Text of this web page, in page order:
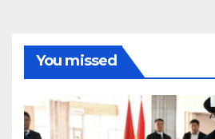
You missed